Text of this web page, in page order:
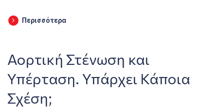
Περισσότερα
Αορτική Στένωση και
Υπέρταση. Υπάρχει Κάποια
Σχέση;